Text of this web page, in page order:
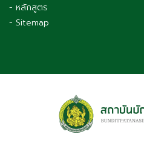
- หลักสูตร
- Sitemap